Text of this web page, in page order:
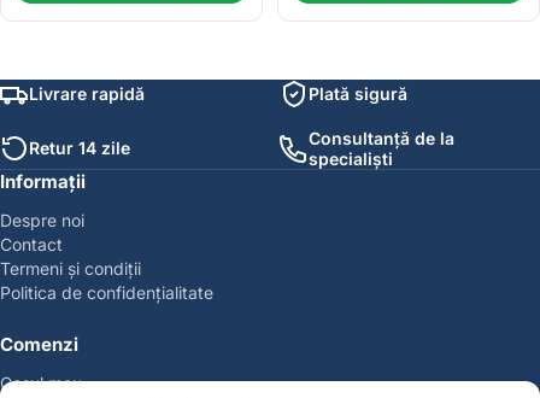
Livrare rapidă Plată sigură
Retur 14 zile
Consultanță de la
specialiști
Informații
Despre noi
Contact
Termeni și condiții
Politica de confidențialitate
Comenzi
Coșul meu